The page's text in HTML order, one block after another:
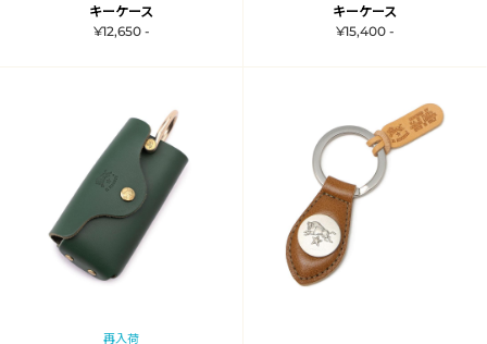
キーケース
¥12,650 -
キーケース
¥15,400 -
再入荷